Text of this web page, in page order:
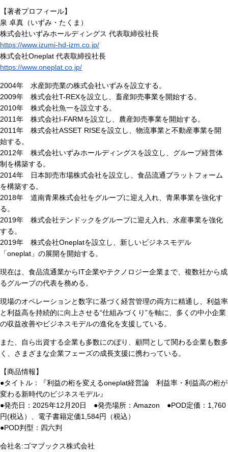
【著者プロフィール】
泉 卓真（いずみ・たくま）
株式会社いずみホールディングス 代表取締役社長
https://www.izumi-hd-izm.co.jp/
株式会社Oneplat 代表取締役社長
https://www.oneplat.co.jp/
2004年 水産卸売業の株式会社いずみを設立する。
2009年 株式会社T-REXを設立し、畜産卸売事業を開始する。
2010年 株式会社魚一を設立する。
2011年 株式会社I-FARMを設立し、農産卸売事業を開始する。
2011年 株式会社ASSET RISEを設立し、物流事業と不動産事業を開
始する。
2012年 株式会社いずみホールディングスを設立し、グループ経営体
制を構築する。
2014年 日本卸売市場株式会社を設立し、食品流通プラットフォーム
を構築する。
2018年 道南青果株式会社をグループに迎え入れ、青果事業を強化す
る。
2019年 株式会社テンドックをグループに迎え入れ、水産事業を強化
する。
2019年 株式会社Oneplatを設立し、新しいビジネスモデル
「oneplat」の展開を開始する。
現在は、食品流通業からIT企業やテクノロジー企業まで、複数社から成
るグループの代表を務める。
現場のオペレーションと数字に基づく経営管理の両方に精通し、利益率
と利益高を持続的に向上させる“仕組みづくり”を軸に、多くの中小企業
の収益改善やビジネスモデルの進化を支援している。
また、自ら出資する企業も多数にのぼり、顧問として関わる企業も数多
く、さまざまな企業フェーズの成長支援に携わっている。
【商品情報】
●タイトル：『利益の桁を変えるoneplat経営論 利益率・利益高の桁が
変わる新時代のビジネスモデル』
●発売日：2025年12月20日 ●発売場所：Amazon ●POD定価：1,760
円(税込）、電子書籍定価1,584円（税込）
●POD判型：四六判
会社名:ゴマブックス株式会社